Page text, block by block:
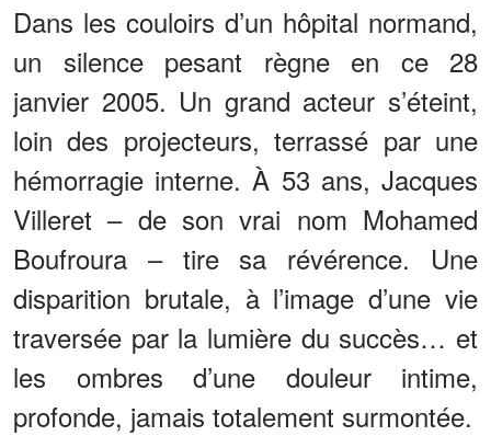
Dans les couloirs d’un hôpital normand,
un silence pesant règne en ce 28
janvier 2005. Un grand acteur s’éteint,
loin des projecteurs, terrassé par une
hémorragie interne. À 53 ans, Jacques
Villeret – de son vrai nom Mohamed
Boufroura – tire sa révérence. Une
disparition brutale, à l’image d’une vie
traversée par la lumière du succès… et
les ombres d’une douleur intime,
profonde, jamais totalement surmontée.